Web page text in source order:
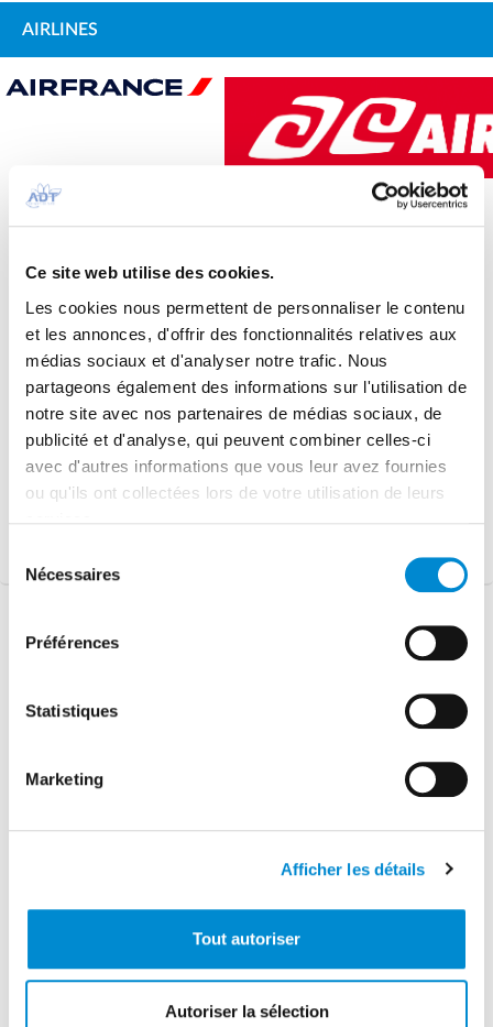
Ce site web utilise des cookies.
Les cookies nous permettent de personnaliser le contenu
et les annonces, d'offrir des fonctionnalités relatives aux
médias sociaux et d'analyser notre trafic. Nous
partageons également des informations sur l'utilisation de
notre site avec nos partenaires de médias sociaux, de
publicité et d'analyse, qui peuvent combiner celles-ci
avec d'autres informations que vous leur avez fournies
ou qu'ils ont collectées lors de votre utilisation de leurs
Nécessaires
Préférences
Statistiques
Marketing
Afficher les détails
Tout autoriser
Autoriser la sélection
AIRLINES
BELGIQUEANVERS
TAHITI FAA’A